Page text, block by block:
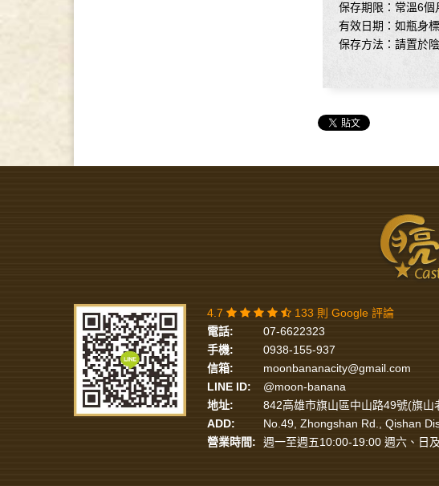
保存期限：常溫6個
有效日期：如瓶身
保存方法：請置於
4.7
133 則 Google 評論
電話:
07-6622323
手機:
0938-155-937
信箱:
moonbananacity@gmail.com
LINE ID:
@moon-banana
地址:
842高雄市旗山區中山路49號(旗山
ADD:
No.49, Zhongshan Rd., Qishan
營業時間:
週一至週五10:00-19:00 週六、日